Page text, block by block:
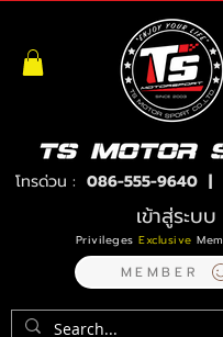
โทรด่วน : 086-555-9640|
เข้าสู่ระบบ
PrivilegesExclusive
MEMBER